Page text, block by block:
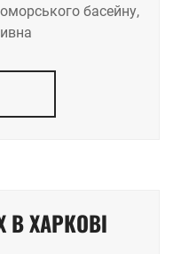
басейну,
ХАРКОВІ